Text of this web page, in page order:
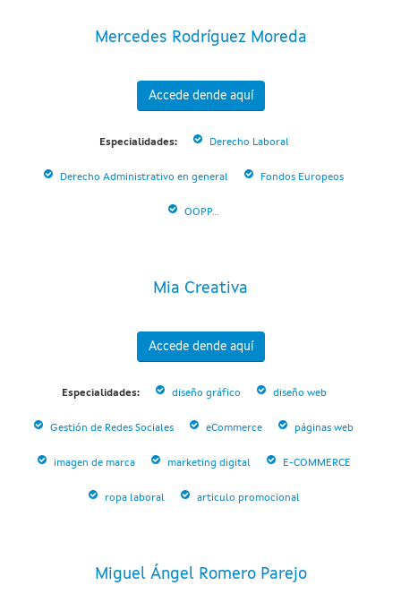
Mercedes Rodríguez Moreda
Accede dende aquí
Especialidades: Derecho Laboral
Derecho Administrativo en general Fondos Europeos
OOPP...
Mia Creativa
Accede dende aquí
Especialidades: diseño gráfico diseño web
Gestión de Redes Sociales eCommerce páginas web
imagen de marca marketing digital E-COMMERCE
ropa laboral articulo promocional
Miguel Ángel Romero Parejo